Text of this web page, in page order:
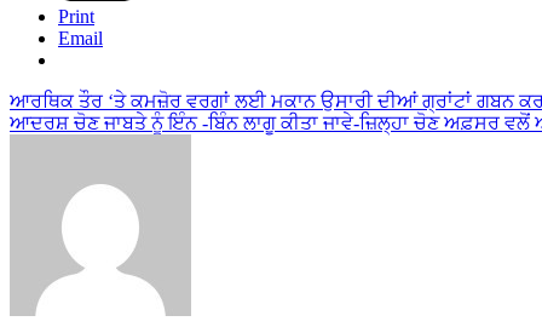
Print
Email
Post
navigation
ਆਰਥਿਕ ਤੌਰ ‘ਤੇ ਕਮਜ਼ੋਰ ਵਰਗਾਂ ਲਈ ਮਕਾਨ ਉਸਾਰੀ ਦੀਆਂ ਗ੍ਰਾਂਟਾਂ ਗਬਨ
ਆਦਰਸ਼ ਚੋਣ ਜਾਬਤੇ ਨੂੰ ਇੰਨ -ਬਿੰਨ ਲਾਗੂ ਕੀਤਾ ਜਾਵੇ-ਜ਼ਿਲ੍ਹਾ ਚੋਣ ਅਫ਼ਸਰ ਵਲੋਂ